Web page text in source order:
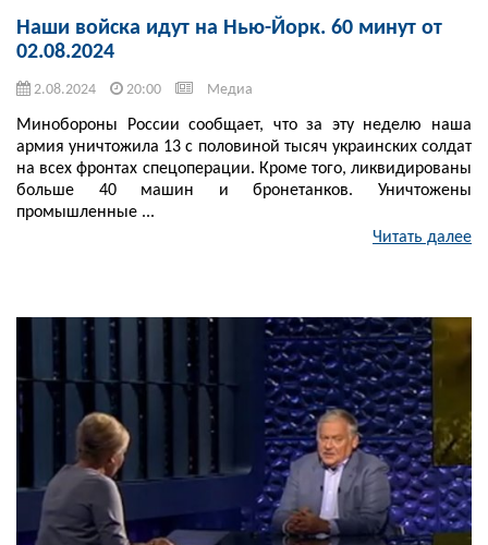
Наши войска идут на Нью-Йорк. 60 минут от
02.08.2024
2.08.2024 20:00 Медиа
Минобороны России сообщает, что за эту неделю наша
армия уничтожила 13 с половиной тысяч украинских солдат
на всех фронтах спецоперации. Кроме того, ликвидированы
больше 40 машин и бронетанков. Уничтожены
промышленные ...
Читать далее